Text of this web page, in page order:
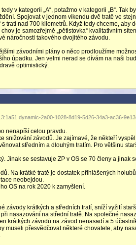
v kategorii „A“, potažmo v kategorii „B“. Tak
Spojovat v jednom víkendu dvě tratě ve
tratí nad 700 kilometrů. Když tedy chceme, aby
je samozřejmě „pětistovka“ kvalitativním
náročnosti takového dvojitého závodu.
závodními plány o něco prodloužíme
úpadku. Jen velmi nerad se dívám na naši
optimistický.
dynamic-2a00-1028-8d19-5d26-34a3-ac36-
nenapíší celou pravdu.
snižování závodů. Je zajímavé, že někteří
středním a dlouhým tratím. Pro většinu
Jinak se sestavuje ZP v OS se 70 členy a jinak
Na krátké tratě je dostatek přihlášených
neobejdou.
OS na rok 2020 k zamyšlení.
závody krátkých a středních tratí, sníží vyžití
nasazování na střední tratě. Na společné
krátkých závodů na závod nenasadí a 5
museli přesvědčovat některé chovatele, aby